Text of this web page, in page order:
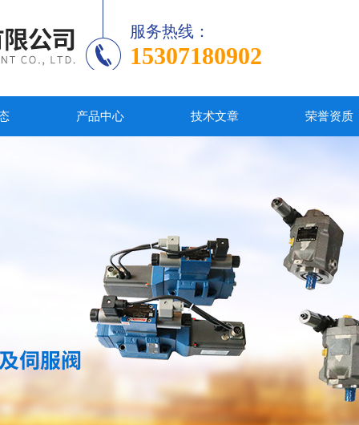
服务热线：
15307180902
产品中心 技术文章 荣誉资质